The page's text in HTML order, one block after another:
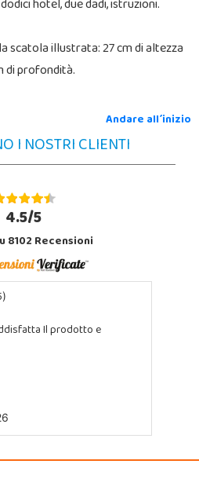
hotel, due dadi, istruzioni.
scatola illustrata: 27 cm di altezza
di profondità.
Andare all´inizio
I NOSTRI CLIENTI
4.5/5
8102 Recensioni
)
Il prodotto e